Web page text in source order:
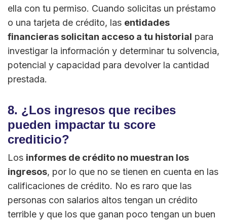
ella con tu permiso. Cuando solicitas un préstamo
o una tarjeta de crédito, las entidades
financieras solicitan acceso a tu historial para
investigar la información y determinar tu solvencia,
potencial y capacidad para devolver la cantidad
prestada.
8. ¿Los ingresos que recibes
pueden impactar tu score
crediticio?
Los informes de crédito no muestran los
ingresos, por lo que no se tienen en cuenta en las
calificaciones de crédito. No es raro que las
personas con salarios altos tengan un crédito
terrible y que los que ganan poco tengan un buen